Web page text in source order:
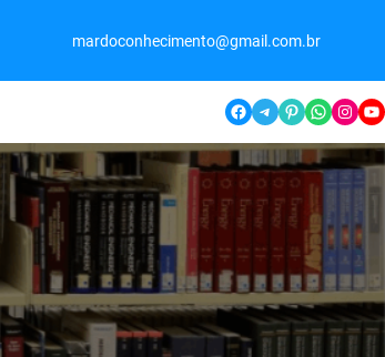
mardoconhecimento@gmail.com.br
Facebook Telegram Pinterest WhatsApp Instagram YouTube